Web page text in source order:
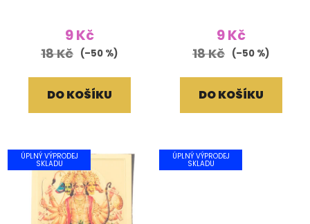
9 Kč
18 Kč (–50 %)
DO KOŠÍKU
9 Kč
18 Kč (–50 %)
DO KOŠÍKU
ÚPLNÝ VÝPRODEJ
SKLADU
ÚPLNÝ VÝPRODEJ
SKLADU